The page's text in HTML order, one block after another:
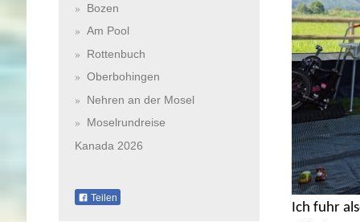
Ich fuhr
Bozen
Am Pool
Rottenbuch
Oberbohingen
Nehren an der Mosel
Moselrundreise
Kanada 2026
Teilen